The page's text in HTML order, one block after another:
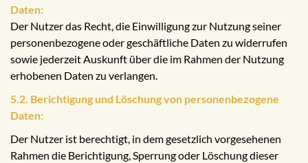
Daten:
Der Nutzer das Recht, die Einwilligung zur Nutzung seiner
personenbezogene oder geschäftliche Daten zu widerrufen
sowie jederzeit Auskunft über die im Rahmen der Nutzung
erhobenen Daten zu verlangen.
5.2. Berichtigung und Löschung von personenbezogene
Daten:
Der Nutzer ist berechtigt, in dem gesetzlich vorgesehenen
Rahmen die Berichtigung, Sperrung oder Löschung dieser